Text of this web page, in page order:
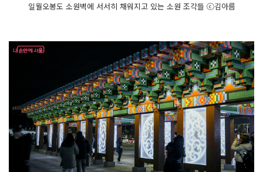
일월오봉도 소원벽에 서서히 채워지고 있는 소원 조각들 ⓒ김아름